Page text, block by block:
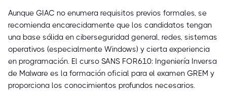
Aunque GIAC no enumera requisitos previos formales, se
recomienda encarecidamente que los candidatos tengan
una base sólida en ciberseguridad general, redes, sistemas
operativos (especialmente Windows) y cierta experiencia
en programación. El curso SANS FOR610: Ingeniería Inversa
de Malware es la formación oficial para el examen GREM y
proporciona los conocimientos profundos necesarios.